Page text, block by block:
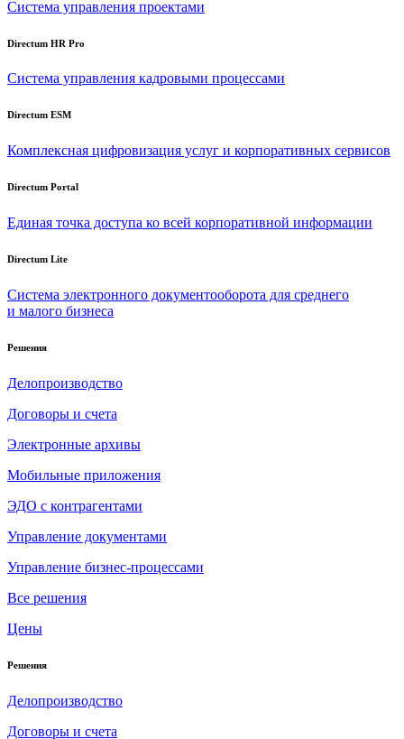
Система управления проектами
Directum HR Pro
Система управления кадровыми процессами
Directum ESM
Комплексная цифровизация услуг и корпоративных сервисов
Directum Portal
Единая точка доступа ко всей корпоративной информации
Directum Lite
Система электронного документооборота для среднего
и малого бизнеса
Решения
Делопроизводство
Договоры и счета
Электронные архивы
Мобильные приложения
ЭДО с контрагентами
Управление документами
Управление бизнес-процессами
Все решения
Цены
Решения
Делопроизводство
Договоры и счета